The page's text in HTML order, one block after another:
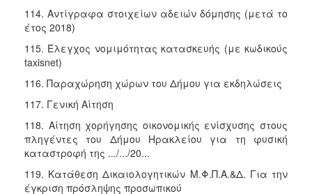
114. Αντίγραφα στοιχείων αδειών δόμησης (μετά το
έτος 2018)
115. Έλεγχος νομιμότητας κατασκευής (με κωδικούς
taxisnet)
116. Παραχώρηση χώρων του Δήμου για εκδηλώσεις
117. Γενική Αίτηση
118. Αίτηση χορήγησης οικονομικής ενίσχυσης στους
πληγέντες του Δήμου Ηρακλείου για τη φυσική
καταστροφή της .../.../20...
119. Κατάθεση Δικαιολογητικών Μ.Φ.Π.Α.&Δ. Για την
έγκριση πρόσληψης προσωπικού